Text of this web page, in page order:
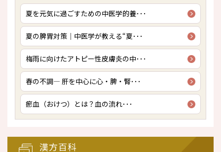
夏を元気に過ごすための中医学的養･･･
夏の脾胃対策｜中医学が教える“夏･･･
梅雨に向けたアトピー性皮膚炎の中･･･
春の不調― 肝を中心に心・脾・腎･･･
瘀血（おけつ）とは？――血の流れ･･･
漢方百科